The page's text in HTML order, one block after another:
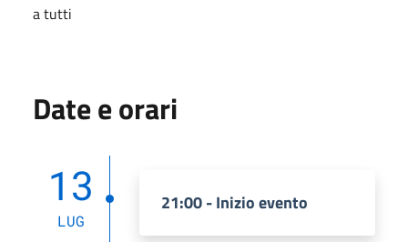
a tutti
Date e orari
13
LUG
21:00 - Inizio evento